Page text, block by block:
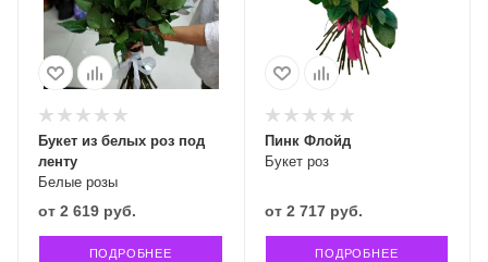
Белые розы
Букет из белых роз под
ленту
от 2 619 руб.
ПОДРОБНЕЕ
Букет роз
Пинк Флойд
от 2 717 руб.
ПОДРОБНЕЕ